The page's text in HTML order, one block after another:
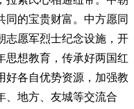
同的宝贵财富。中方愿同
志愿军烈士纪念设施，开
思想教育，传承好两国红
好各自优势资源，加强教
、地方、友城等交流合